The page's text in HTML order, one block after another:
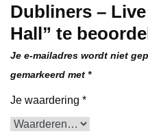
Dubliners –
Hall” te
Je e-mailadres wordt niet
gemarkeerd met *
Je waardering *